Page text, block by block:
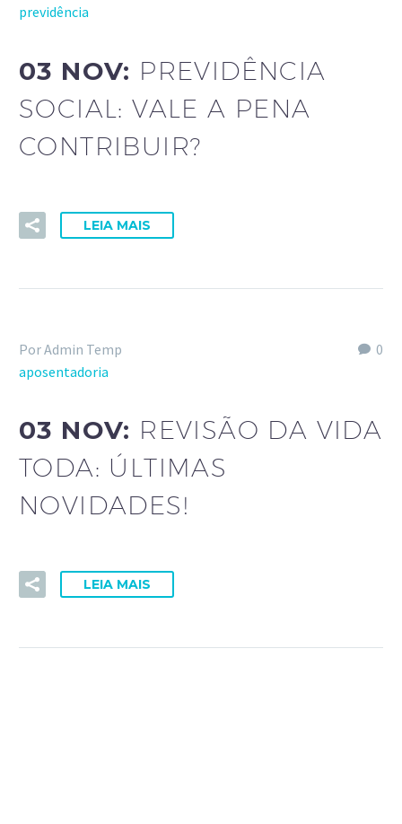
previdência
03 NOV: PREVIDÊNCIA
SOCIAL: VALE A PENA
CONTRIBUIR?
LEIA MAIS
0
Por Admin Temp
aposentadoria
03 NOV: REVISÃO DA VIDA
TODA: ÚLTIMAS
NOVIDADES!
LEIA MAIS